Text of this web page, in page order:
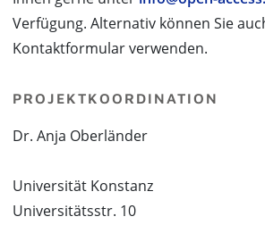
Verfügung. Alternativ können Sie
Kontaktformular verwenden.
PROJEKTKOORDINATION
Dr. Anja Oberländer
Universität Konstanz
Universitätsstr. 10